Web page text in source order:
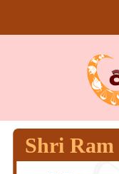
Shri Ram